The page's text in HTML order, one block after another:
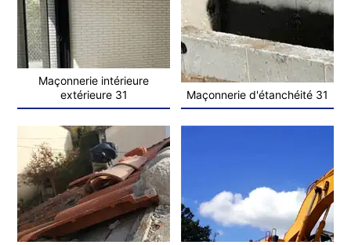
Maçonnerie intérieure
extérieure 31
Maçonnerie d'étanchéité 31